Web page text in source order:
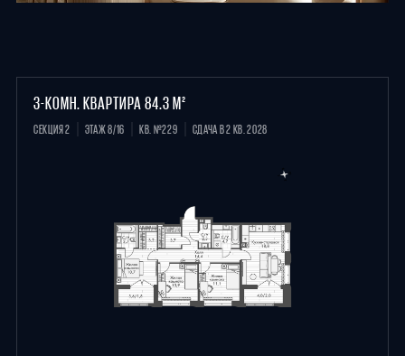
3-КОМН. КВАРТИРА 84.3 М²
СЕКЦИЯ 2 ЭТАЖ 8/16 КВ. №229 СДАЧА В 2 КВ. 2028